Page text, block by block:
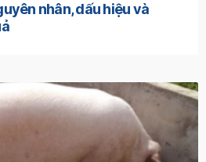
nhân, dấu hiệu và